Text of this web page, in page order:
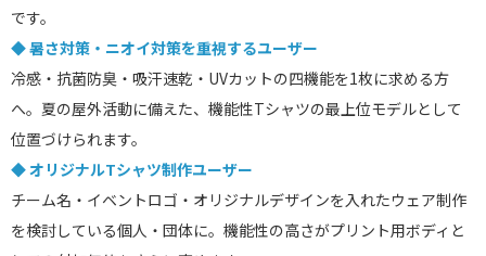
です。
◆ 暑さ対策・ニオイ対策を重視するユーザー
冷感・抗菌防臭・吸汗速乾・UVカットの四機能を1枚に求める方
へ。夏の屋外活動に備えた、機能性Tシャツの最上位モデルとして
位置づけられます。
◆ オリジナルTシャツ制作ユーザー
チーム名・イベントロゴ・オリジナルデザインを入れたウェア制作
を検討している個人・団体に。機能性の高さがプリント用ボディと